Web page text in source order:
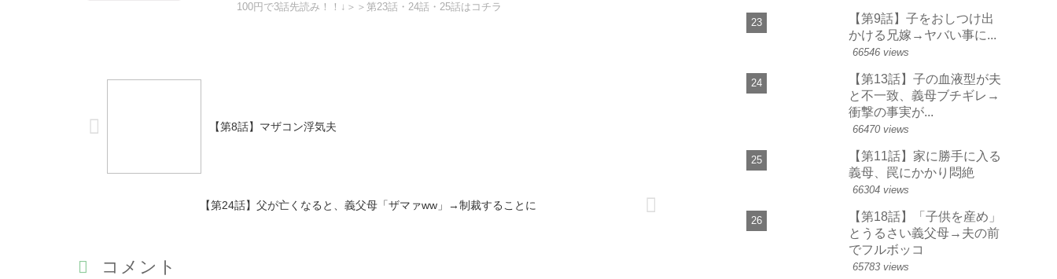
100円で3話先読み！！↓＞＞第23話・24話・25話はコチラ
【第8話】マザコン浮気夫
【第24話】父が亡くなると、義父母「ザマァww」→制裁することに
コメント
【第9話】子をおしつけ出
かける兄嫁→ヤバい事に...
66546 views
【第13話】子の血液型が夫
と不一致、義母ブチギレ→
衝撃の事実が...
66470 views
【第11話】家に勝手に入る
義母、罠にかかり悶絶
66304 views
【第18話】「子供を産め」
とうるさい義父母→夫の前
でフルボッコ
65783 views